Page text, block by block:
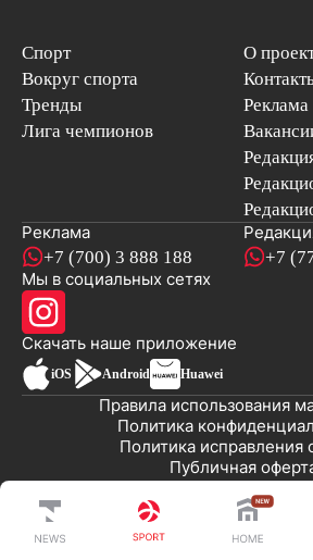
Спорт
Вокруг спорта
Тренды
Лига чемпионов
О
Реклама
Реклама
+7 (700) 3 888 188 +7
Мы в социальных сетях
Скачать наше приложениеновостей
iOS Android Huawei
Публичная
Политика исправления
Политика
Правила использования